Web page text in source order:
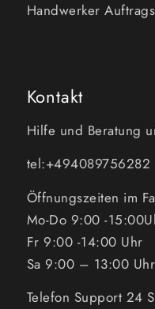
Handwerker
Kontakt
Hilfe und Beratung
tel:+494089756282
Öffnungszeiten im
Mo-Do 9:00 -
Fr 9:00 -14:00 Uhr
Sa 9:00 – 13:00 Uhr
Telefon Support 24